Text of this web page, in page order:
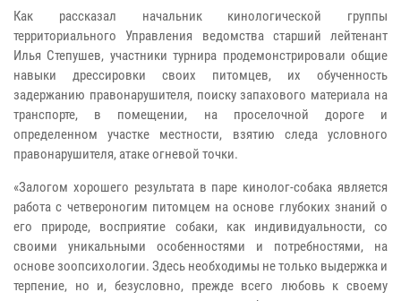
Как рассказал начальник кинологической группы
территориального Управления ведомства старший лейтенант
Илья Степушев, участники турнира продемонстрировали общие
навыки дрессировки своих питомцев, их обученность
задержанию правонарушителя, поиску запахового материала на
транспорте, в помещении, на проселочной дороге и
определенном участке местности, взятию следа условного
правонарушителя, атаке огневой точки.
«Залогом хорошего результата в паре кинолог-собака является
работа с четвероногим питомцем на основе глубоких знаний о
его природе, восприятие собаки, как индивидуальности, со
своими уникальными особенностями и потребностями, на
основе зоопсихологии. Здесь необходимы не только выдержка и
терпение, но и, безусловно, прежде всего любовь к своему